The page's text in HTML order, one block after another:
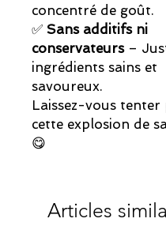
concentré de goût.
✅ Sans additifs ni
conservateurs–
ingrédients sains et
savoureux.
Laissez-vous tenter
cette explosion de
😋
Articles